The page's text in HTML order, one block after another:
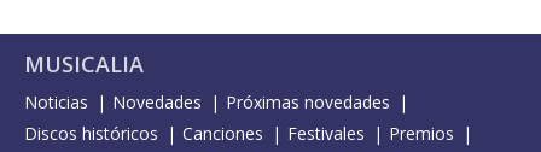
MUSICALIA
Noticias Novedades
Próximas novedades
Discos históricos
Canciones Festivales
Premios